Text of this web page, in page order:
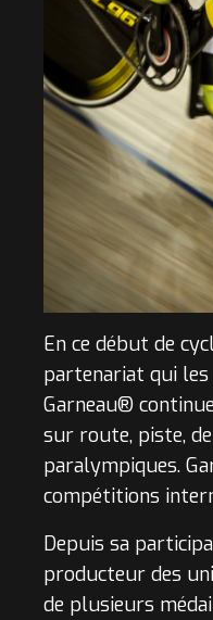
En ce début de
partenariat qui les
Garneau®
sur route, piste,
paralympiques.
compétitions
Depuis sa
producteur des
de plusieurs